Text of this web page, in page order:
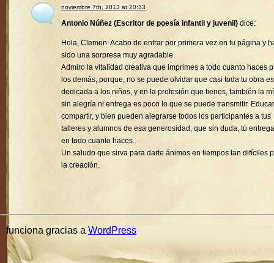
noviembre 7th, 2013 at 20:33
Antonio Núñez (Escritor de poesía infantil y juvenil) dice:
Hola, Clemen: Acabo de entrar por primera vez en tu página y
sido una sorpresa muy agradable.
Admiro la vitalidad creativa que imprimes a todo cuanto haces
los demás, porque, no se puede olvidar que casi toda tu obra
dedicada a los niños, y en la profesión que tienes, también la
sin alegría ni entrega es poco lo que se puede transmitir.
compartir, y bien pueden alegrarse todos los participantes a tus
talleres y alumnos de esa generosidad, que sin duda, tú
en todo cuanto haces.
Un saludo que sirva para darte ánimos en tiempos tan difíciles
la creación.
funciona gracias a WordPress